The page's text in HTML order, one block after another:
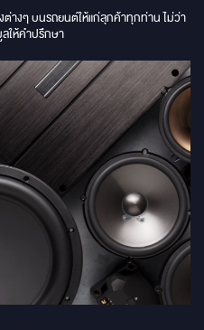
ต่างๆ บนรถยนต์ให้แก่ลุกค้าทุกท่าน ไม่ว่า
ให้คําปรึกษา